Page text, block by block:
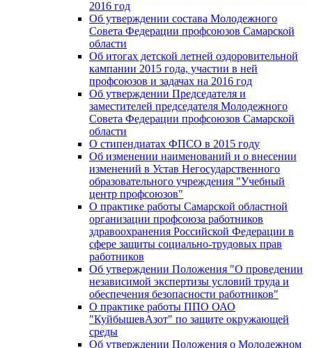
2016 год
Об утверждении состава Молодежного
Совета Федерации профсоюзов Самарской
области
Об итогах детской летней оздоровительной
кампании 2015 года, участии в ней
профсоюзов и задачах на 2016 год
Об утверждении Председателя и
заместителей председателя Молодежного
Совета Федерации профсоюзов Самарской
области
О стипендиатах ФПСО в 2015 году
Об изменении наименований и о внесении
изменений в Устав Негосударственного
образовательного учреждения "Учебный
центр профсоюзов"
О практике работы Самарской областной
организации профсоюза работников
здравоохранения Российской Федерации в
сфере защиты социально-трудовых прав
работников
Об утверждении Положения "О проведении
независимой экспертизы условий труда и
обеспечения безопасности работников"
О практике работы ППО ОАО
"КуйбышевАзот" по защите окружающей
среды
Об утверждении Положения о Молодежном